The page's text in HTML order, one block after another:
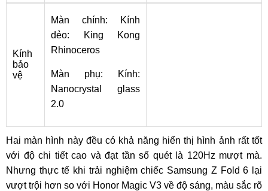
Kính
bảo
vệ
Màn chính: Kính
dẻo: King Kong
Rhinoceros
Màn phụ: Kính:
Nanocrystal glass
2.0
Hai màn hình này đều có khả năng hiển thị hình ảnh rất tốt
với độ chi tiết cao và đạt tần số quét là 120Hz mượt mà.
Nhưng thực tế khi trải nghiệm chiếc Samsung Z Fold 6 lại
vượt trội hơn so với Honor Magic V3 về độ sáng, màu sắc rõ